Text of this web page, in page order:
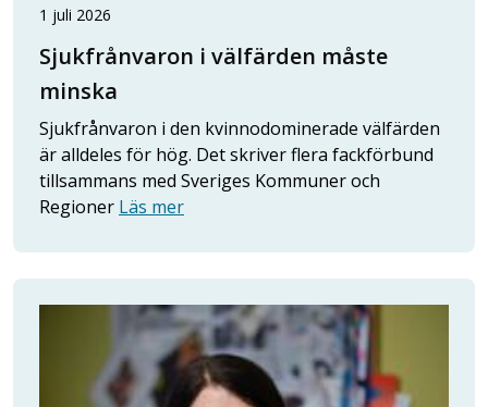
1 juli 2026
Sjukfrånvaron i välfärden måste
minska
Sjukfrånvaron i den kvinnodominerade välfärden
är alldeles för hög. Det skriver flera fackförbund
tillsammans med Sveriges Kommuner och
Regioner Läs mer